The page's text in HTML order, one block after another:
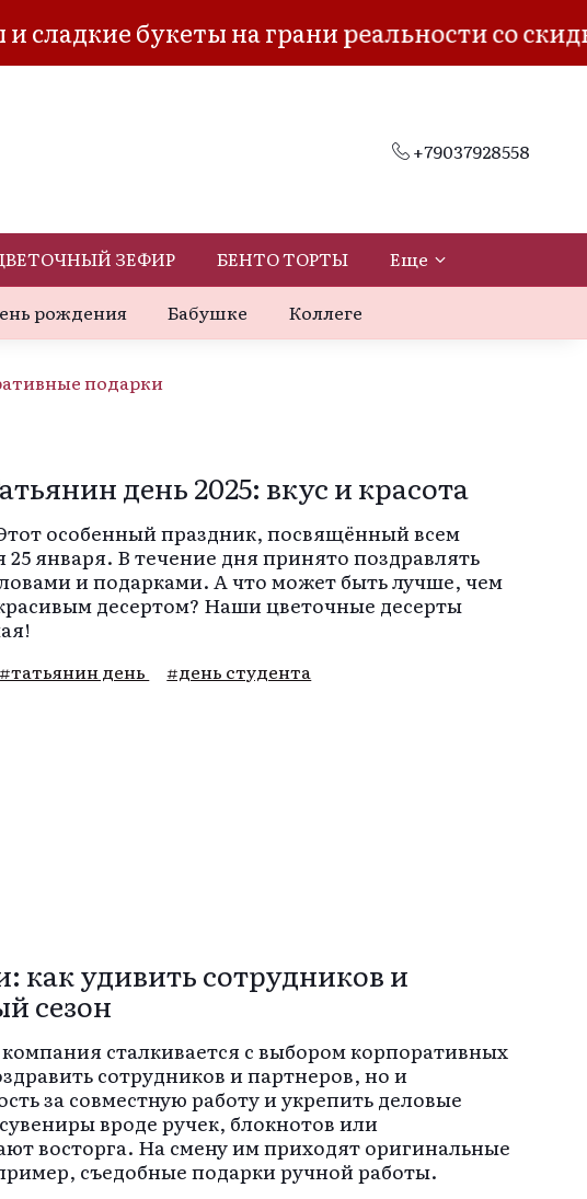
букеты на грани реальности со скидкой
+79037928558
ЗЕФИР БЕНТО ТОРТЫ Еще
рождения Бабушке Коллеге
подарки
день 2025: вкус и красота
особенный праздник, посвящённый всем
января. В течение дня принято поздравлять
и подарками. А что может быть лучше, чем
десертом? Наши цветочные десерты
#татьянин день #день студента
как удивить сотрудников и
сезон
сталкивается с выбором корпоративных
сотрудников и партнеров, но и
за совместную работу и укрепить деловые
вроде ручек, блокнотов или
восторга. На смену им приходят оригинальные
съедобные подарки ручной работы.